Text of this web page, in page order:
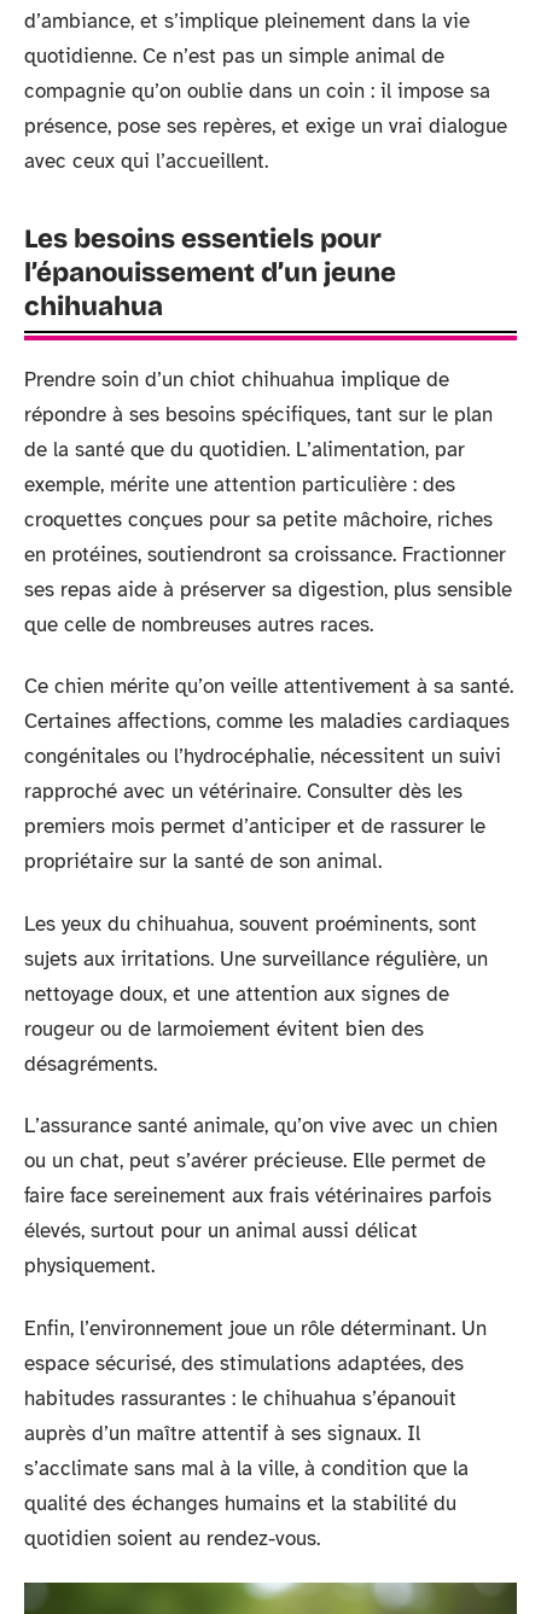
d’ambiance, et s’implique pleinement dans la vie
quotidienne. Ce n’est pas un simple animal de
compagnie qu’on oublie dans un coin : il impose sa
présence, pose ses repères, et exige un vrai dialogue
avec ceux qui l’accueillent.
Les besoins essentiels pour
l’épanouissement d’un jeune
chihuahua
Prendre soin d’un chiot chihuahua implique de
répondre à ses besoins spécifiques, tant sur le plan
de la santé que du quotidien. L’alimentation, par
exemple, mérite une attention particulière : des
croquettes conçues pour sa petite mâchoire, riches
en protéines, soutiendront sa croissance. Fractionner
ses repas aide à préserver sa digestion, plus sensible
que celle de nombreuses autres races.
Ce chien mérite qu’on veille attentivement à sa santé.
Certaines affections, comme les maladies cardiaques
congénitales ou l’hydrocéphalie, nécessitent un suivi
rapproché avec un vétérinaire. Consulter dès les
premiers mois permet d’anticiper et de rassurer le
propriétaire sur la santé de son animal.
Les yeux du chihuahua, souvent proéminents, sont
sujets aux irritations. Une surveillance régulière, un
nettoyage doux, et une attention aux signes de
rougeur ou de larmoiement évitent bien des
désagréments.
L’assurance santé animale, qu’on vive avec un chien
ou un chat, peut s’avérer précieuse. Elle permet de
faire face sereinement aux frais vétérinaires parfois
élevés, surtout pour un animal aussi délicat
physiquement.
Enfin, l’environnement joue un rôle déterminant. Un
espace sécurisé, des stimulations adaptées, des
habitudes rassurantes : le chihuahua s’épanouit
auprès d’un maître attentif à ses signaux. Il
s’acclimate sans mal à la ville, à condition que la
qualité des échanges humains et la stabilité du
quotidien soient au rendez-vous.